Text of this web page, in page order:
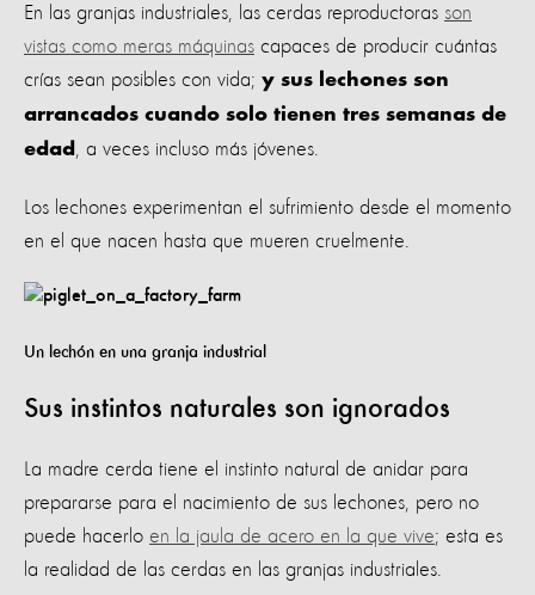
En las granjas industriales, las cerdas reproductoras son
vistas como meras máquinas capaces de producir cuántas
crías sean posibles con vida; y sus lechones son
arrancados cuando solo tienen tres semanas de
edad
, a veces incluso más jóvenes.
Los lechones experimentan el sufrimiento desde el momento
en el que nacen hasta que mueren cruelmente.
Un lechón en una granja industrial
Sus instintos naturales son ignorados
La madre cerda tiene el instinto natural de anidar para
prepararse para el nacimiento de sus lechones, pero no
puede hacerlo en la jaula de acero en la que vive; esta es
la realidad de las cerdas en las granjas industriales.